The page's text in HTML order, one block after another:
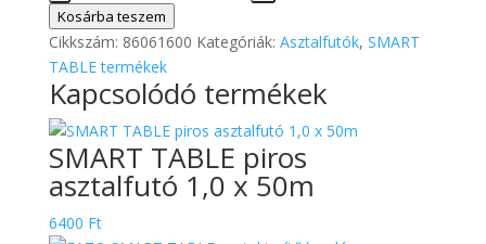
sárga
asztalfutó
1,0
x
50m
mennyiség
Kosárba teszem
Cikkszám: 86061600 Kategóriák: Asztalfutók, SMART
TABLE termékek
Kapcsolódó termékek
SMART TABLE piros
asztalfutó 1,0 x 50m
6400 Ft